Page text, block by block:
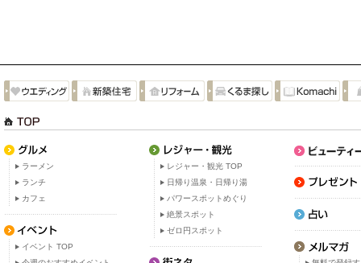
ラーメン
ランチ
カフェ
イベント TOP
レジャー・観光 TOP
日帰り温泉・日帰り湯
パワースポットめぐり
絶景スポット
ゼロ円スポット